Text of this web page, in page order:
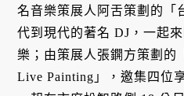
名音樂策展人阿舌策劃的「
代到現代的著名 DJ，一起
樂；由策展人張鐦方策劃的
Live Painting」，邀集四位